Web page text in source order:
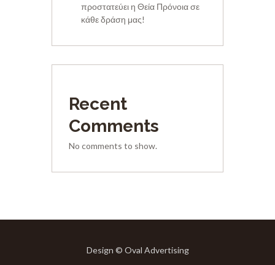
προστατεύει η Θεία Πρόνοια σε
κάθε δράση μας!
Recent
Comments
No comments to show.
Design © Oval Advertising